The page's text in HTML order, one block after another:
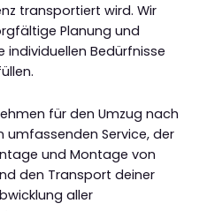
transportiert wird. Wir
Planung und
individuellen Bedürfnisse
für den Umzug nach
umfassenden Service, der
und Montage von
den Transport deiner
aller